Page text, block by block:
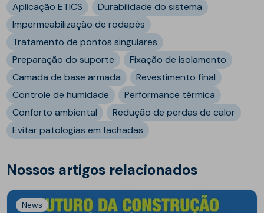
Aplicação ETICS
Durabilidade do sistema
Impermeabilização de rodapés
Tratamento de pontos singulares
Preparação do suporte
Fixação de isolamento
Camada de base armada
Revestimento final
Controle de humidade
Performance térmica
Conforto ambiental
Redução de perdas de calor
Evitar patologias em fachadas
Nossos artigos relacionados
News